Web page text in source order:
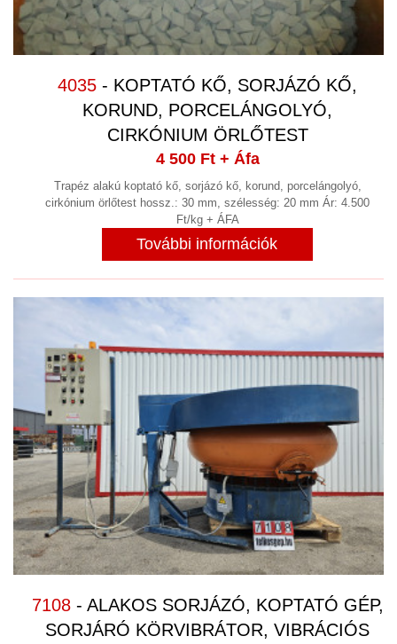
4035 - KOPTATÓ KŐ, SORJÁZÓ KŐ,
KORUND, PORCELÁNGOLYÓ,
CIRKÓNIUM ÖRLŐTEST
4 500 Ft+ Áfa
Trapéz alakú koptató kő, sorjázó kő, korund, porcelángolyó,
cirkónium örlőtest hossz.: 30 mm, szélesség: 20 mm Ár: 4.500
Ft/kg + ÁFA
További információk
7108- ALAKOS SORJÁZÓ, KOPTATÓ GÉP,
SORJÁRÓ KÖRVIBRÁTOR, VIBRÁCIÓS